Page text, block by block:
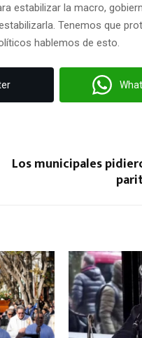
estabilizar la macro,
Tenemos que
hablemos de esto.
Los municipales